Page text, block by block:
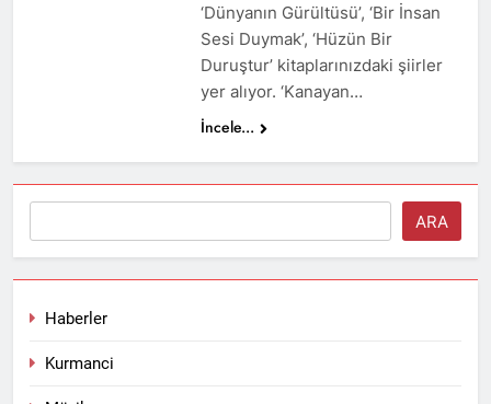
‘Dünyanın Gürültüsü’, ‘Bir İnsan
Sesi Duymak’, ‘Hüzün Bir
Duruştur’ kitaplarınızdaki şiirler
yer alıyor. ‘Kanayan…
İncele...
ARA
Haberler
Kurmanci